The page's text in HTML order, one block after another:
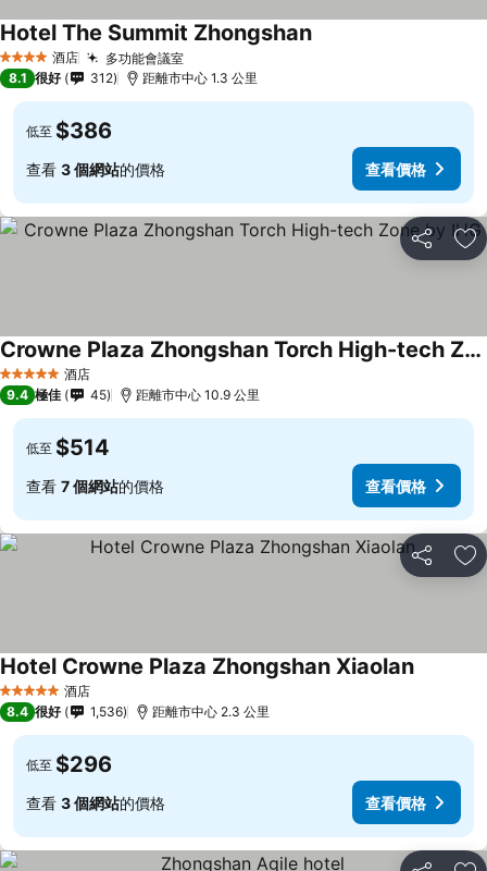
4 星級 酒店 多功能會議室
Hotel The Summit Zhongshan
8.1 很好 312 距離市中心 1.3 公里
低至 $386
查看 3 個網站的價格 查看價格
分享 放
5 星級 酒店
Crowne Plaza Zhongshan Torch High-tech Zone by IHG
9.4 極佳 45 距離市中心 10.9 公里
低至 $514
查看 7 個網站的價格 查看價格
分享 放
5 星級 酒店
Hotel Crowne Plaza Zhongshan Xiaolan
8.4 很好 1,536 距離市中心 2.3 公里
低至 $296
查看 3 個網站的價格 查看價格